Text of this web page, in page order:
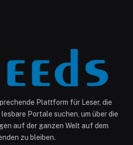
Plattform für Leser, die
Portale suchen, um über die
auf der ganzen Welt auf dem
zu bleiben.